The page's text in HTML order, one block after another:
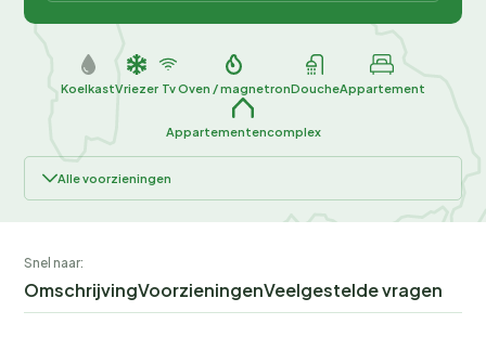
KoelkastVriezer TvOven / magnetronDoucheAppartement
Appartementencomplex
Alle voorzieningen
Snel naar:
OmschrijvingVoorzieningenVeelgestelde vragen